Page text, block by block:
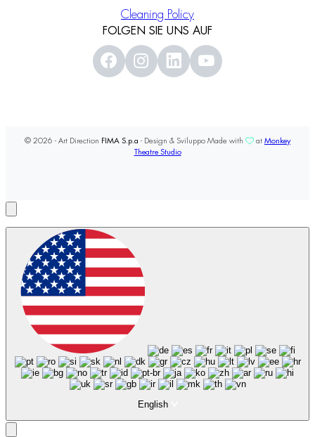
Cleaning Policy
FOLGEN SIE UNS AUF
© 2026 - Art Direction FIMA S.p.a - Design & Sviluppo Made with at Monkey
Theatre Studio
English